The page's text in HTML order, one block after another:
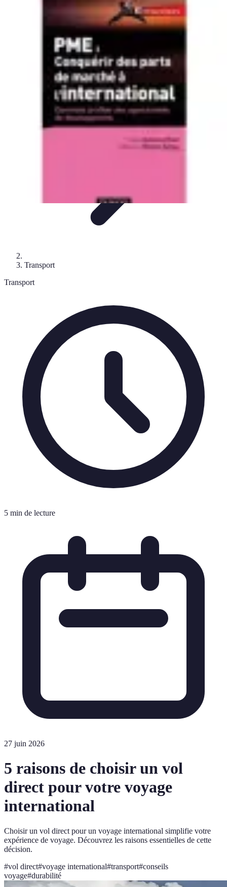
Voyage International
DestinationsPréparationAstuces et
Hébergement
Voyage International
Transport
Transport
5 min de lecture
27 juin 2026
5 raisons de choisir un vol
direct pour votre voyage
international
Choisir un vol direct pour un voyage international simplifie votre
expérience de voyage. Découvrez les raisons essentielles de cette
décision.
#vol direct#voyage international#transport#conseils
voyage#durabilité